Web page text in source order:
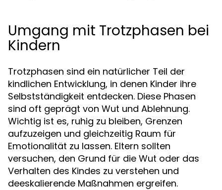
Umgang mit Trotzphasen bei
Kindern
Trotzphasen sind ein natürlicher Teil der
kindlichen Entwicklung, in denen Kinder ihre
Selbstständigkeit entdecken. Diese Phasen
sind oft geprägt von Wut und Ablehnung.
Wichtig ist es, ruhig zu bleiben, Grenzen
aufzuzeigen und gleichzeitig Raum für
Emotionalität zu lassen. Eltern sollten
versuchen, den Grund für die Wut oder das
Verhalten des Kindes zu verstehen und
deeskalierende Maßnahmen ergreifen.